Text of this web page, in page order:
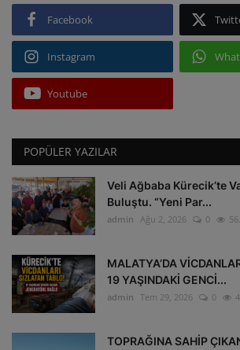
Facebook
Instagram
Youtube
POPÜLER YAZILAR
Veli Ağbaba Kürecik’te
Buluştu. “Yeni Par...
admin Ağu 2, 2026 0
MALATYA’DA
19 YAŞINDAKİ GENCİ...
admin Tem 29, 2026 0
TOPRAĞINA SAHİP